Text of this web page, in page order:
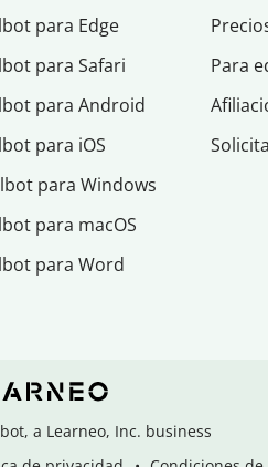
para Edge
para Safari
para Android
para iOS
para Windows
para macOS
para Word
Para
a Learneo, Inc. business